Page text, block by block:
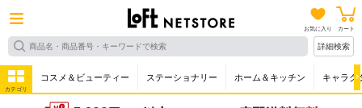
お気に入り カート
詳細検索
カテゴリ
コスメ＆ビューティー ステーショナリー ホーム＆キッチン キャラク